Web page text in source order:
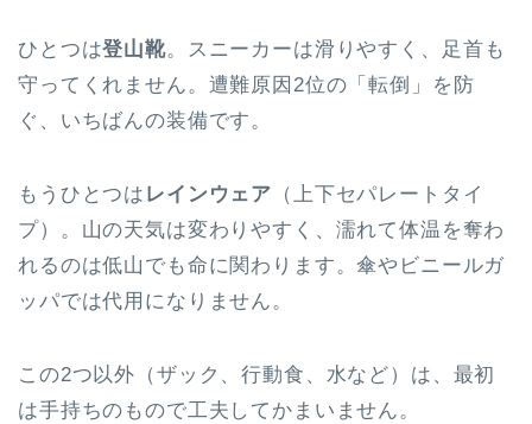
ひとつは登山靴。スニーカーは滑りやすく、足首も
守ってくれません。遭難原因2位の「転倒」を防
ぐ、いちばんの装備です。
もうひとつは レインウェア （上下セパレートタイ
プ）。山の天気は変わりやすく、濡れて体温を奪わ
れるのは低山でも命に関わります。傘やビニールガ
ッパでは代用になりません。
この2つ以外（ザック、行動食、水など）は、最初
は手持ちのもので工夫してかまいません。